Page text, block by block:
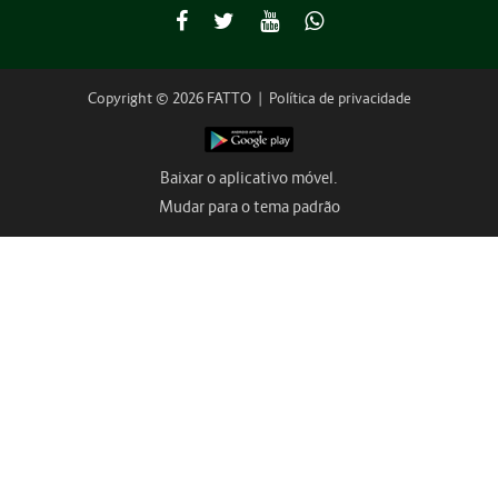
Copyright © 2026 FATTO | Política de privacidade
Baixar o aplicativo móvel.
Mudar para o tema padrão